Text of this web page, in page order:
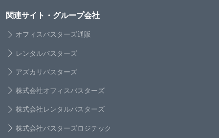
関連サイト・グループ会社
オフィスバスターズ通販
レンタルバスターズ
アズカリバスターズ
株式会社オフィスバスターズ
株式会社レンタルバスターズ
株式会社バスターズロジテック